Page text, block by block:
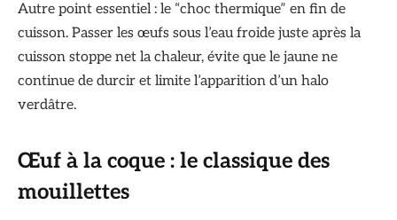
Autre point essentiel : le “choc thermique” en fin de
cuisson. Passer les œufs sous l’eau froide juste après la
cuisson stoppe net la chaleur, évite que le jaune ne
continue de durcir et limite l’apparition d’un halo
verdâtre.
Œuf à la coque : le classique des
mouillettes